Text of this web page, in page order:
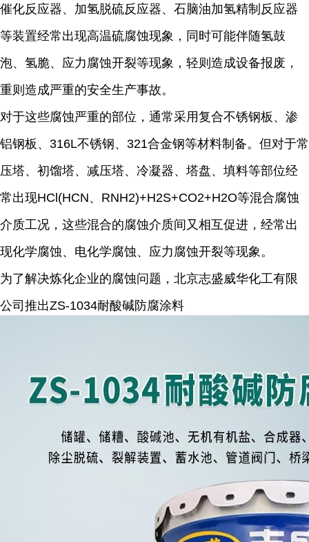
催化反应器、加氢脱硫反应器、石脑油加氢精制反应器
等装置经常出现高温硫腐蚀现象，同时可能伴随氢鼓
泡、氢脆、应力腐蚀开裂等现象，轻则造成设备报废，
重则造成严重的安全生产事故。
对于这些腐蚀严重的部位，通常采用复合不锈钢板、渗
铝钢板、316L不锈钢、321合金钢等材料制备。但对于常
压塔、初馏塔、减压塔、冷凝器、塔盘、填料等部位经
常出现HCl(HCN、RNH2)+H2S+CO2+H2O等混合腐蚀
介质工况，这些混合的腐蚀介质间又相互促进，经常出
现化学腐蚀、电化学腐蚀、应力腐蚀开裂等现象。
为了解决炼化企业的腐蚀问题，北京志盛威华化工有限
公司推出ZS-1034耐酸碱防腐涂料